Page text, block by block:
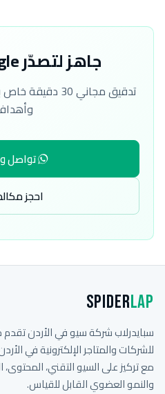
جاهز لتصدّر Google الأردن؟
تدقيق مجاني 30
تواصل
احجز
SpiderLap
للشركات والمتاجر الإلكترونية في
مع تركيز على السيو التقني، المحتوى،
والنمو العضوي القابل للقياس.